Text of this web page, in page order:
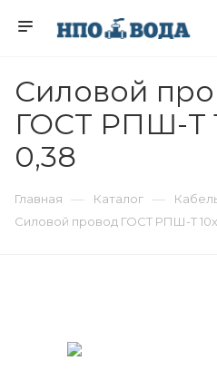
Силовой
ГОСТ РПШ-Т
0,38
Главная — Каталог —
Силовой провод ГОСТ РПШ-Т